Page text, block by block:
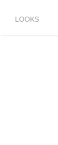
LOOKS